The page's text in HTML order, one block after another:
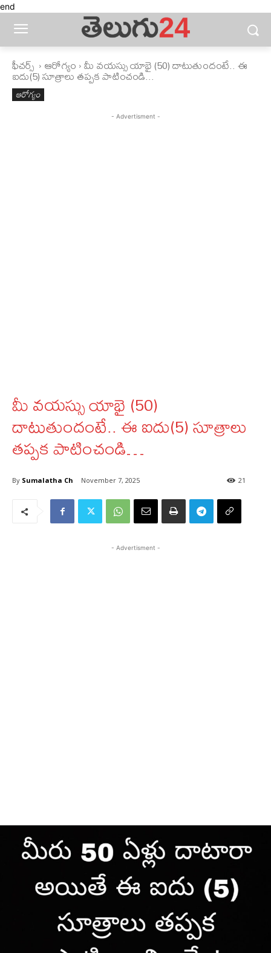
end
ఫీచ‌ర్స్ ‌ ఆరోగ్యం మీ వయస్సు యాభై (50) దాటుతుందంటే.. ఈ
ఐదు(5) సూత్రాలు తప్పక పాటించండి...
ఆరోగ్యం
- Advertisment -
మీ వయస్సు యాభై (50)
దాటుతుందంటే.. ఈ ఐదు(5) సూత్రాలు
తప్పక పాటించండి…
By Sumalatha Ch November 7, 2025 21
- Advertisment -